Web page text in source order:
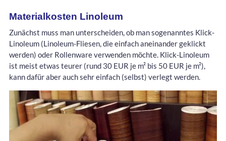
Materialkosten Linoleum
Zunächst muss man unterscheiden, ob man sogenanntes Klick-
Linoleum (Linoleum-Fliesen, die einfach aneinander geklickt
werden) oder Rollenware verwenden möchte. Klick-Linoleum
ist meist etwas teurer (rund 30 EUR je m² bis 50 EUR je m²),
kann dafür aber auch sehr einfach (selbst) verlegt werden.